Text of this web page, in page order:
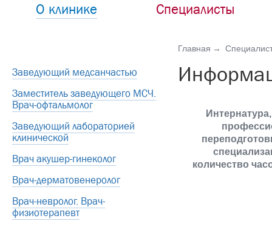
О клинике Специалисты
Главная
количество
Заведующий медсанчастью
Заместитель заведующего МСЧ.
Врач-офтальмолог
Заведующий лабораторией
клинической
Врач акушер-гинеколог
Врач-дерматовенеролог
Врач-невролог. Врач-
физиотерапевт